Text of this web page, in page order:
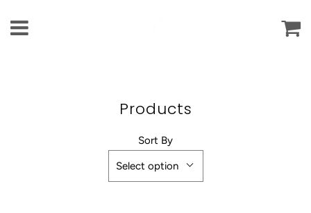
Products
Sort By
Select option